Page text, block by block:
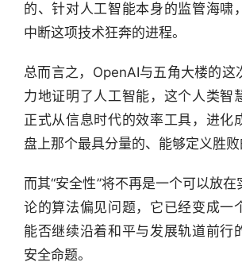
的、针对人工智能本身的监管海啸
中断这项技术狂奔的进程。
总而言之，OpenAI与五角大楼的这
力地证明了人工智能，这个人类智
正式从信息时代的效率工具，进化
盘上那个最具分量的、能够定义胜败
而其“安全性”将不再是一个可以放
论的算法偏见问题，它已经变成一
能否继续沿着和平与发展轨道前行
安全命题。